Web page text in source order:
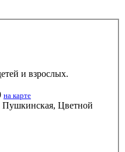
и взрослых.
на карте
Пушкинская, Цветной